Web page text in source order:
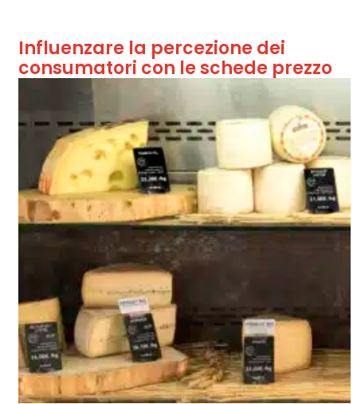
Influenzare la percezione dei
consumatori con le schede prezzo